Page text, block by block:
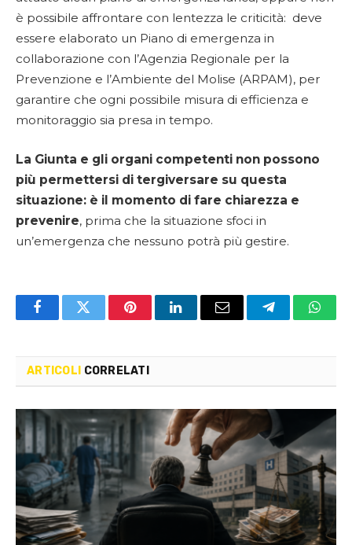
è possibile affrontare con lentezza le criticità: deve
essere elaborato un Piano di emergenza in
collaborazione con l’Agenzia Regionale per la
Prevenzione e l’Ambiente del Molise (ARPAM), per
garantire che ogni possibile misura di efficienza e
monitoraggio sia presa in tempo.
La Giunta e gli organi competenti non possono
più permettersi di tergiversare su questa
situazione: è il momento di fare chiarezza e
prevenire, prima che la situazione sfoci in
un’emergenza che nessuno potrà più gestire.
FacebookTwitter PinterestLinkedInEmail Telegram
ARTICOLI CORRELATI